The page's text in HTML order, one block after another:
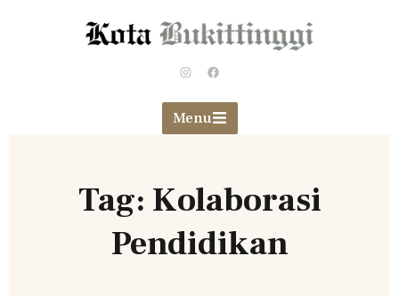
Menu
Tag: Kolaborasi
Pendidikan